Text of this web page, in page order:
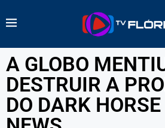
A GLOBO
DESTRUIR A
DO DARK